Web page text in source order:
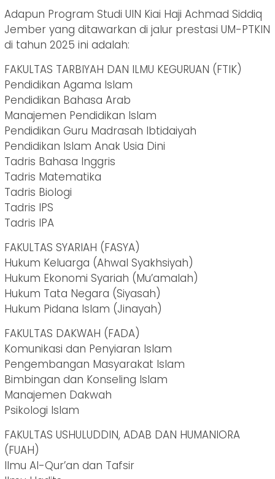
Adapun Program Studi UIN Kiai Haji Achmad Siddiq
Jember yang ditawarkan di jalur prestasi UM-PTKIN
di tahun 2025 ini adalah:
FAKULTAS TARBIYAH DAN ILMU KEGURUAN (FTIK)
Pendidikan Agama Islam
Pendidikan Bahasa Arab
Manajemen Pendidikan Islam
Pendidikan Guru Madrasah lbtidaiyah
Pendidikan Islam Anak Usia Dini
Tadris Bahasa lnggris
Tadris Matematika
Tadris Biologi
Tadris IPS
Tadris IPA
FAKULTAS SYARIAH (FASYA)
Hukum Keluarga (Ahwal Syakhsiyah)
Hukum Ekonomi Syariah (Mu’amalah)
Hukum Tata Negara (Siyasah)
Hukum Pidana Islam (Jinayah)
FAKULTAS DAKWAH (FADA)
Komunikasi dan Penyiaran Islam
Pengembangan Masyarakat Islam
Bimbingan dan Konseling Islam
Manajemen Dakwah
Psikologi Islam
FAKULTAS USHULUDDIN, ADAB DAN HUMANIORA
(FUAH)
Ilmu AI-Qur’an dan Tafsir